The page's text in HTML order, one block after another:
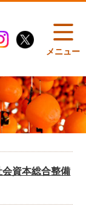
メニュー
資本総合整備